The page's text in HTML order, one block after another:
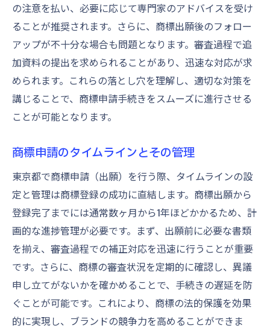
の注意を払い、必要に応じて専門家のアドバイスを受け
ることが推奨されます。さらに、商標出願後のフォロー
アップが不十分な場合も問題となります。審査過程で追
加資料の提出を求められることがあり、迅速な対応が求
められます。これらの落とし穴を理解し、適切な対策を
講じることで、商標申請手続きをスムーズに進行させる
ことが可能となります。
商標申請のタイムラインとその管理
東京都で商標申請（出願）を行う際、タイムラインの設
定と管理は商標登録の成功に直結します。商標出願から
登録完了までには通常数ヶ月から1年ほどかかるため、計
画的な進捗管理が必要です。まず、出願前に必要な書類
を揃え、審査過程での補正対応を迅速に行うことが重要
です。さらに、商標の審査状況を定期的に確認し、異議
申し立てがないかを確かめることで、手続きの遅延を防
ぐことが可能です。これにより、商標の法的保護を効果
的に実現し、ブランドの競争力を高めることができま